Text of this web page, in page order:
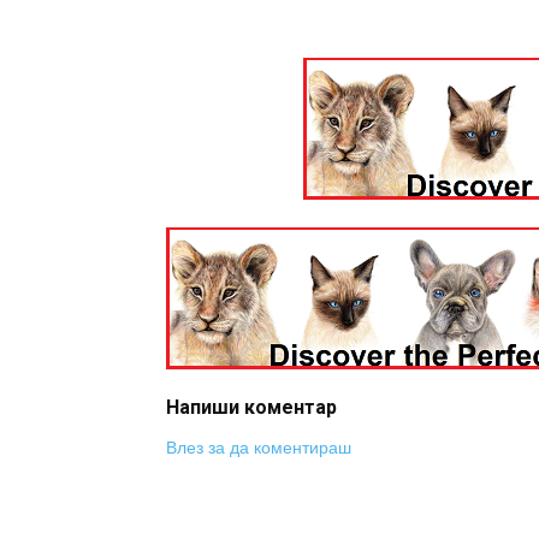
Напиши коментар
Влез за да коментираш